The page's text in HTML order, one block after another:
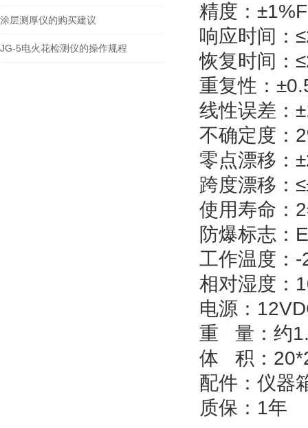
涂层测厚仪的购买建议
JG-5电火花检测仪的操作规程
精度： ±1
响应时间：
恢复时间： ≤
重复性：
线性误差：
不确定度：
零点漂移：
跨度漂移：
使用寿命： 2
防爆标志：
工作温度： -
相对湿度：
电源：
重
量：约
体
积：
配件：仪器
质保： 1年